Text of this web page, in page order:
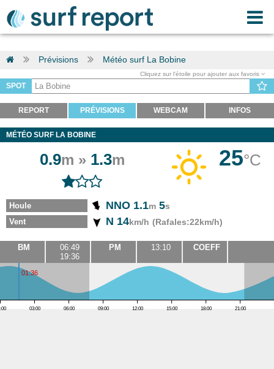
Prévisions Météo surf La Bobine
Cliquez sur l'étoile pour ajouter aux favoris
SPOT
REPORT PRÉVISIONS WEBCAM INFOS
MÉTÉO SURF LA BOBINE
0.9m » 1.3m 25°C
Houle NNO 1.1m 5s
Vent N 14km/h (Rafales:22km/h)
BM
06:49
19:36
PM 13:10 COEFF
01:36
03:00 06:00 09:00 12:00 15:00 18:00 21:00